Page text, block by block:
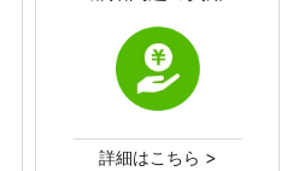
詳細はこちら >